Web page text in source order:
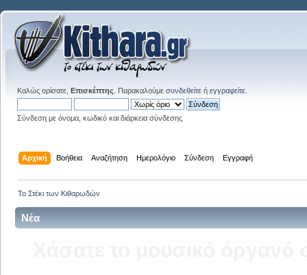
Καλώς ορίσατε, Επισκέπτης . Παρακαλούμε συνδεθείτε ή εγγραφείτε
Σύνδεση με όνομα, κωδικό και διάρκεια σύνδεσης
Αρχική Βοήθεια Αναζήτηση Ημερολόγιο Σύνδεση Εγγραφή
Το Στέκι των Κιθαρωδών
Νέα